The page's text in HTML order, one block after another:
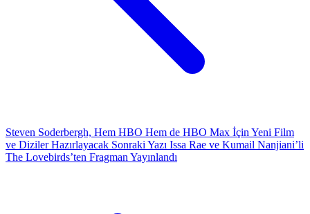
Steven Soderbergh, Hem HBO Hem de HBO Max İçin Yeni Film
ve Diziler Hazırlayacak Sonraki Yazı Issa Rae ve Kumail Nanjiani’li
The Lovebirds’ten Fragman Yayınlandı